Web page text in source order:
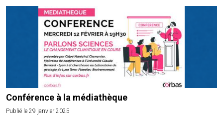
Conférence à la médiathèque
Publié le 29 janvier 2025